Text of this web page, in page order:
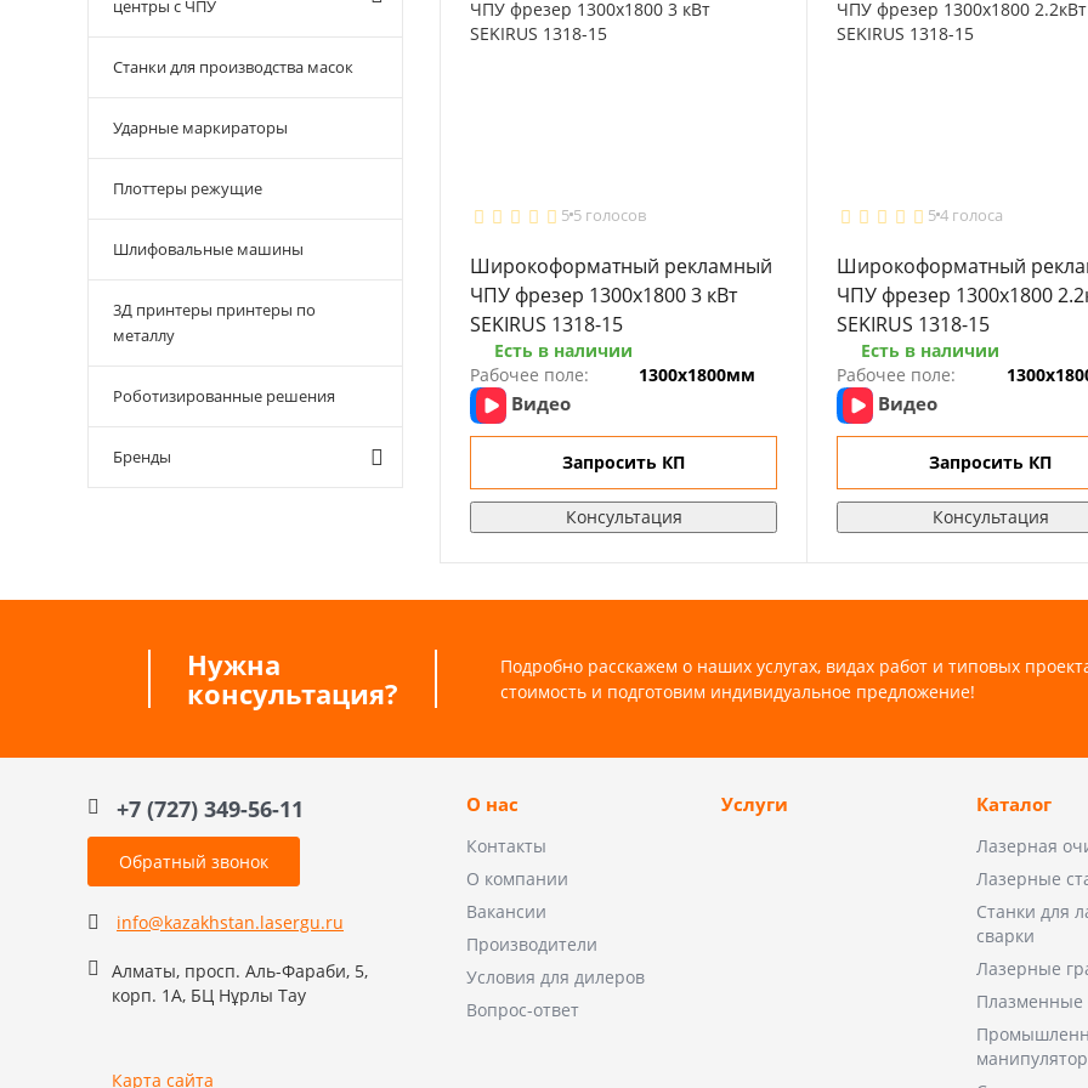
центры с ЧПУ
Станки для производства масок
Ударные маркираторы
Плоттеры режущие
Шлифовальные машины
3Д принтеры принтеры по
металлу
Роботизированные решения
Бренды
5 5 голосов
Широкоформатный рекламный
ЧПУ фрезер 1300x1800 3 кВт
SEKIRUS 1318-15
Есть в наличии
Рабочее поле:
1300х1800мм
Видео
Запросить КП
Консультация
54 голоса
Широкоформатный
ЧПУ фрезер 1300x1800
SEKIRUS 1318-15
Есть в наличии
Рабочее поле:
Видео
Запросить КП
Консультация
Нужна
консультация?
Подробно расскажем о наших услугах, видах работ и типовых
стоимость и подготовим индивидуальное предложение!
+7 (727) 349-56-11
Обратный звонок
info@kazakhstan.lasergu.ru
Алматы, просп. Аль-Фараби, 5,
корп. 1А, БЦ Нұрлы Тау
Карта сайта
О нас
Контакты
О компании
Вакансии
Производители
Условия для дилеров
Вопрос-ответ
Услуги Каталог
Лазерная
Лазерные
Станки для
сварки
Лазерные
Плазменные